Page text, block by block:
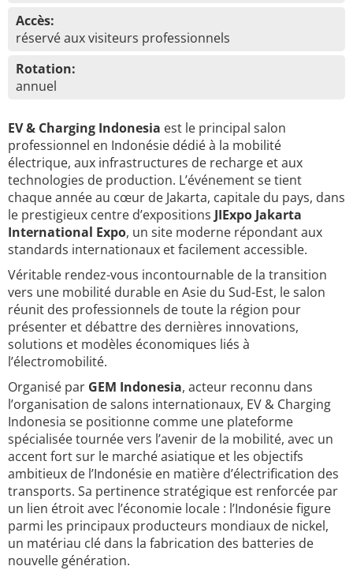
Accès:
réservé aux visiteurs professionnels
Rotation:
annuel
EV & Charging Indonesia est le principal salon
professionnel en Indonésie dédié à la mobilité
électrique, aux infrastructures de recharge et aux
technologies de production. L’événement se tient
chaque année au cœur de Jakarta, capitale du pays, dans
le prestigieux centre d’expositions JIExpo Jakarta
International Expo, un site moderne répondant aux
standards internationaux et facilement accessible.
Véritable rendez-vous incontournable de la transition
vers une mobilité durable en Asie du Sud-Est, le salon
réunit des professionnels de toute la région pour
présenter et débattre des dernières innovations,
solutions et modèles économiques liés à
l’électromobilité.
Organisé par GEM Indonesia, acteur reconnu dans
l’organisation de salons internationaux, EV & Charging
Indonesia se positionne comme une plateforme
spécialisée tournée vers l’avenir de la mobilité, avec un
accent fort sur le marché asiatique et les objectifs
ambitieux de l’Indonésie en matière d’électrification des
transports. Sa pertinence stratégique est renforcée par
un lien étroit avec l’économie locale : l’Indonésie figure
parmi les principaux producteurs mondiaux de nickel,
un matériau clé dans la fabrication des batteries de
nouvelle génération.